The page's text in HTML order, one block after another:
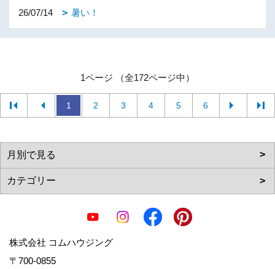
26/07/14 暑い！
1ページ （全172ページ中）
1 2 3 4 5 6
株式会社 コムハウジング
〒700-0855